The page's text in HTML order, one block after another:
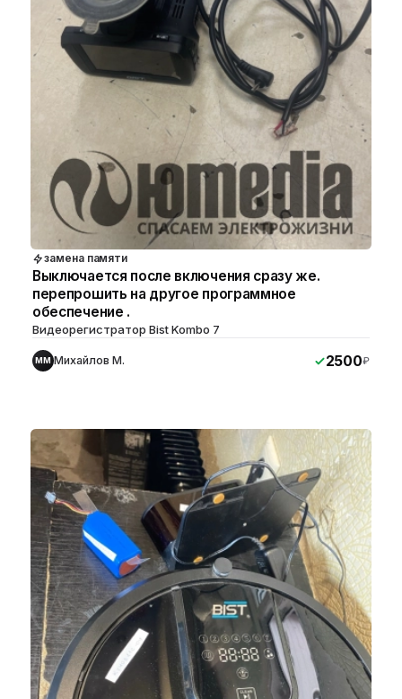
замена памяти
Выключается после включения сразу же.
перепрошить на другое программное
обеспечение .
Видеорегистратор Bist Kombo 7
ММ Михайлов М. 2500₽